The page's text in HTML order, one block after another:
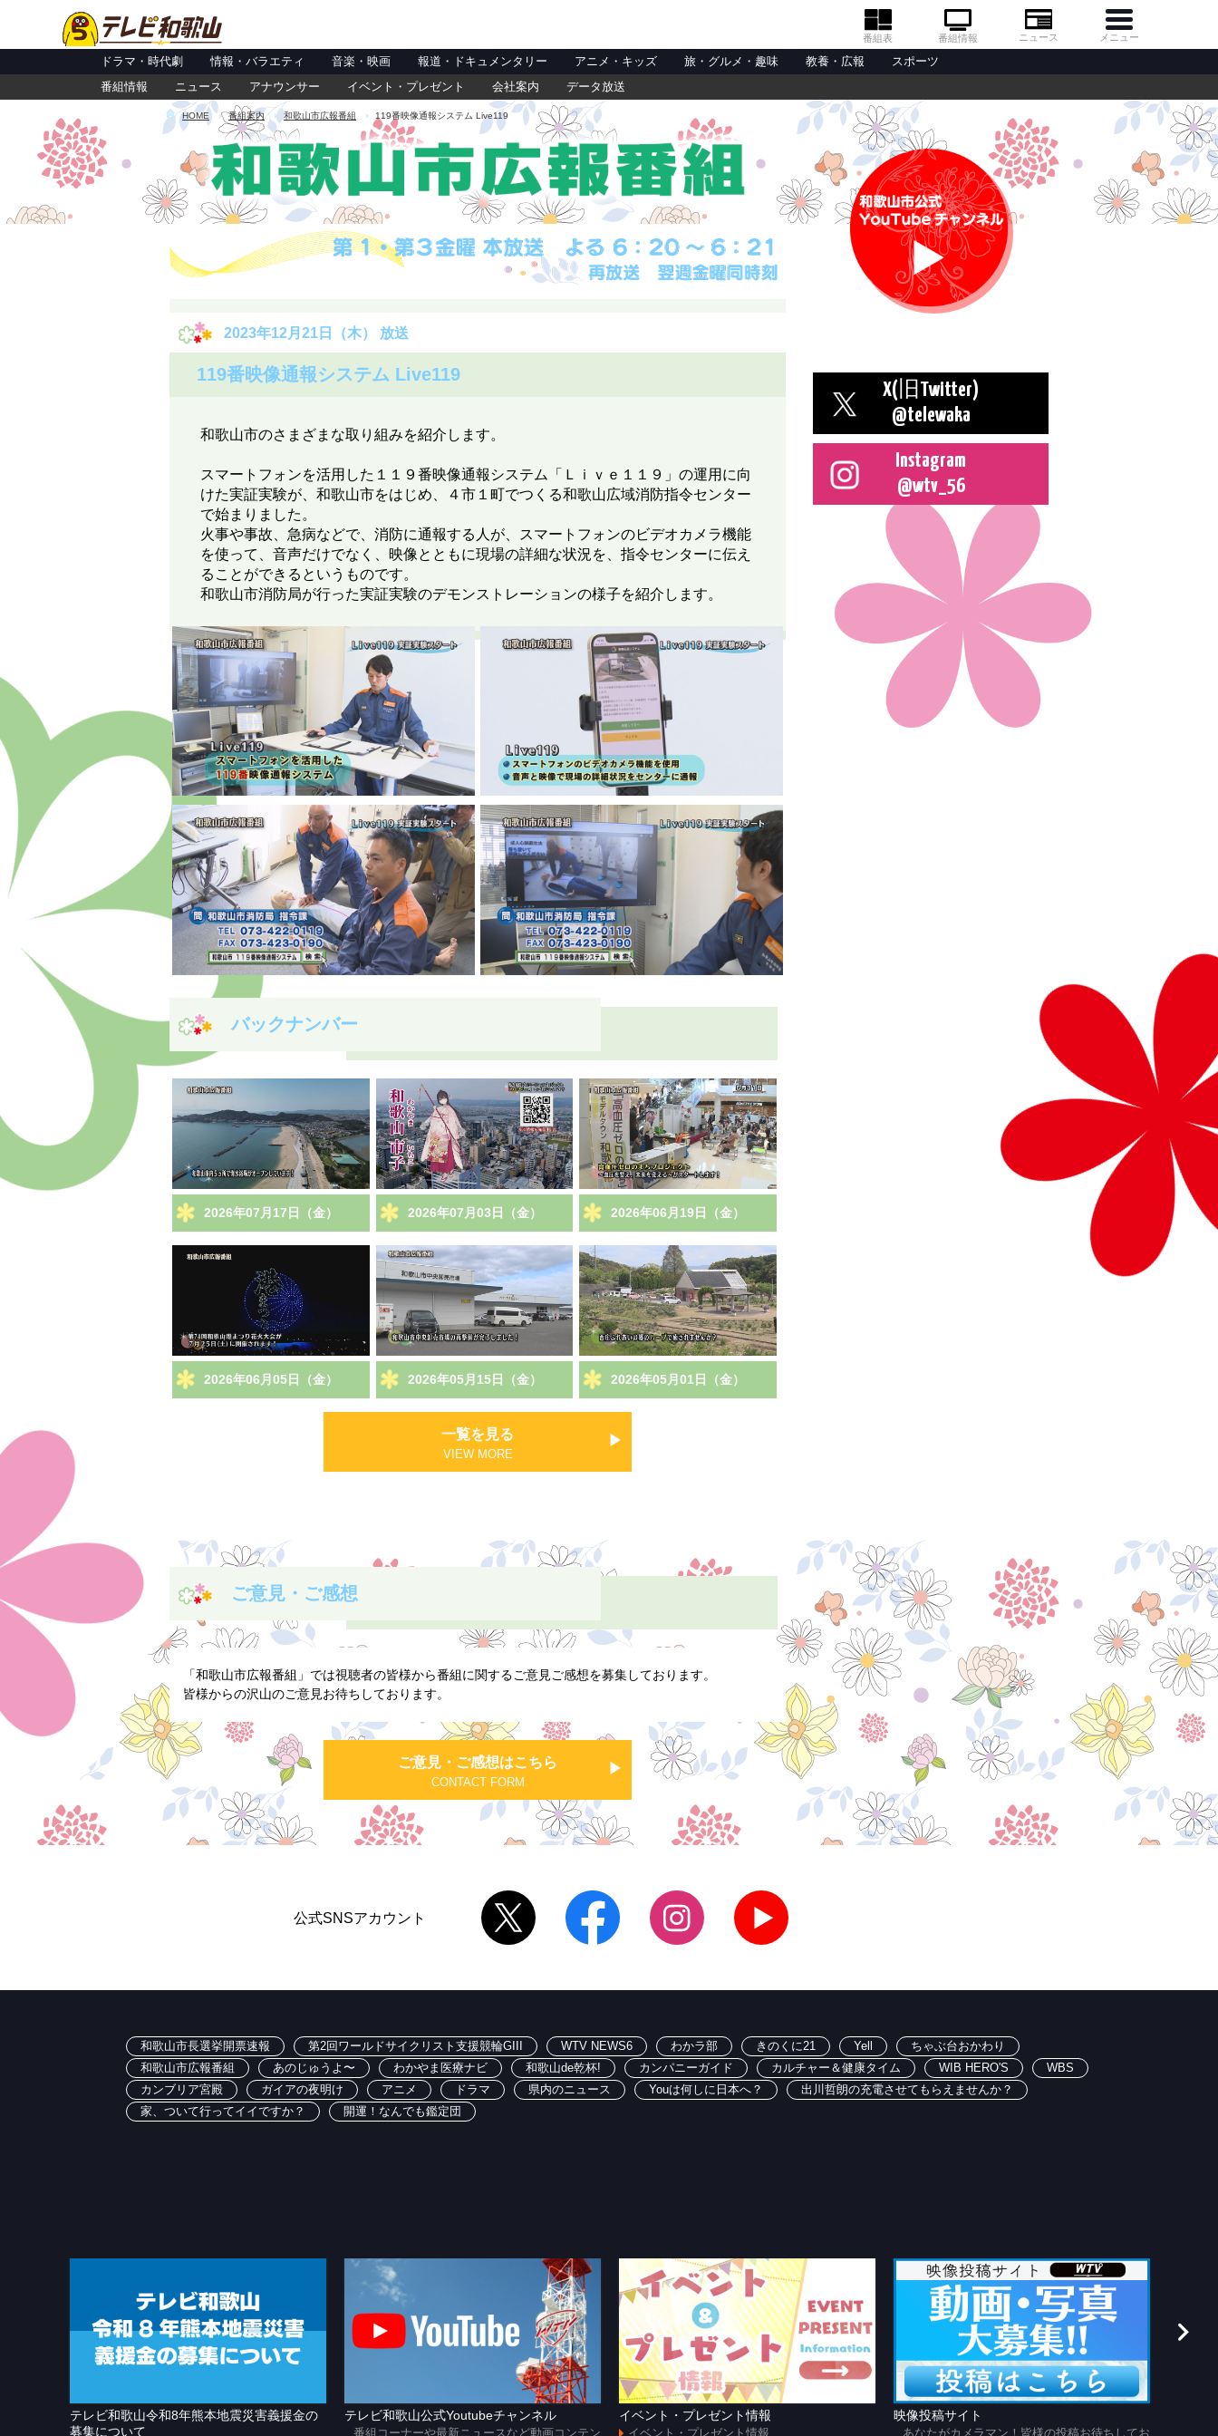
番組表 番組情報 ニュース メニュー
ドラマ・時代劇 情報・バラエティ 音楽・映画 報道・ドキュメンタリー アニメ・キッズ 旅・グルメ・趣味 教養・広報
スポーツ
番組情報
ニュース アナウンサー イベント・プレゼント 会社案内 データ放送
HOME 番組案内 和歌山市広報番組 119番映像通報システム Live119
X(旧Twitter)
@telewaka
Instagram
@wtv_56
2023年12月21日（木） 放送
119番映像通報システム Live119
和歌山市のさまざまな取り組みを紹介します。
スマートフォンを活用した１１９番映像通報システム「Ｌｉｖｅ１１９」の運用に向
けた実証実験が、和歌山市をはじめ、４市１町でつくる和歌山広域消防指令センター
で始まりました。
火事や事故、急病などで、消防に通報する人が、スマートフォンのビデオカメラ機能
を使って、音声だけでなく、映像とともに現場の詳細な状況を、指令センターに伝え
ることができるというものです。
和歌山市消防局が行った実証実験のデモンストレーションの様子を紹介します。
バックナンバー
2026年07月17日（金） 2026年07月03日（金） 2026年06月19日（金）
2026年06月05日（金） 2026年05月15日（金） 2026年05月01日（金）
一覧を見る
VIEW MORE
ご意見・ご感想
「和歌山市広報番組」では視聴者の皆様から番組に関するご意見ご感想を募集しております。
皆様からの沢山のご意見お待ちしております。
ご意見・ご感想はこちら
CONTACT FORM
公式SNSアカウント
和歌山市長選挙開票速報 第2回ワールドサイクリスト支援競輪GIII WTV NEWS6 わかラ部 きのくに21 Yell
ちゃぶ台おかわり
和歌山市広報番組
あのじゅうよ〜 わかやま医療ナビ 和歌山de乾杯! カンパニーガイド カルチャー＆健康タイム WIB HERO'S
WBS
カンブリア宮殿
ガイアの夜明け アニメ ドラマ 県内のニュース Youは何しに日本へ？
出川哲朗の充電させてもらえませんか？
家、ついて行ってイイですか？
開運！なんでも鑑定団
テレビ和歌山令和8年熊本地震災害義援金の
募集について
テレビ和歌山公式Youtubeチャンネル
番組コーナーや最新ニュースなど動画コンテン
イベント・プレゼント情報
イベント・プレゼント情報
映像投稿サイト
あなたがカメラマン！皆様の投稿お待ちしてお